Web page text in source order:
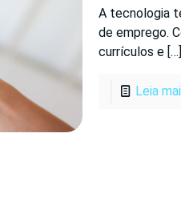
A tecnologia
de emprego.
currículos e[…]
Leia